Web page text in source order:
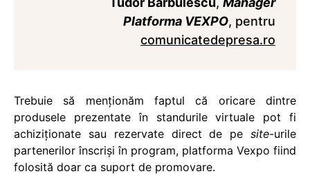
Platforma VEXPO, pentru
comunicatedepresa.ro
Trebuie să menţionăm faptul că oricare dintre
produsele prezentate în standurile virtuale pot fi
achiziţionate sau rezervate direct de pe site-urile
partenerilor înscrişi în program, platforma Vexpo fiind
folosită doar ca suport de promovare.